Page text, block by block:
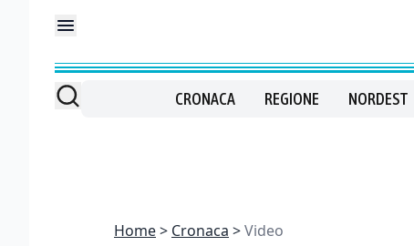
CRONACA REGIONE NORDEST
Home Cronaca Video